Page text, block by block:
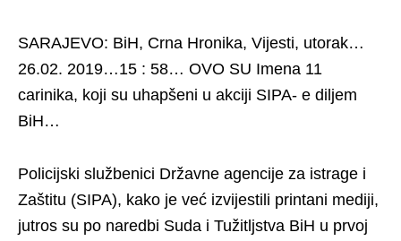
SARAJEVO: BiH, Crna Hronika, Vijesti, utorak…
26.02. 2019…15 : 58… OVO SU Imena 11
carinika, koji su uhapšeni u akciji SIPA- e diljem
BiH…
Policijski službenici Državne agencije za istrage i
Zaštitu (SIPA), kako je već izvijestili printani mediji,
jutros su po naredbi Suda i Tužitljstva BiH u prvoj